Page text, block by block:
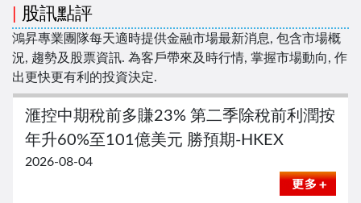
客戶登入
繁體
简体
Facebook
股訊點評
鴻昇專業團隊每天適時提供金融市場最新消息, 包含市場概
況, 趨勢及股票資訊. 為客戶帶來及時行情, 掌握市場動向, 作
出更快更有利的投資決定.
滙控中期稅前多賺23% 第二季除稅前利潤按
年升60%至101億美元 勝預期-HKEX
2026-08-04